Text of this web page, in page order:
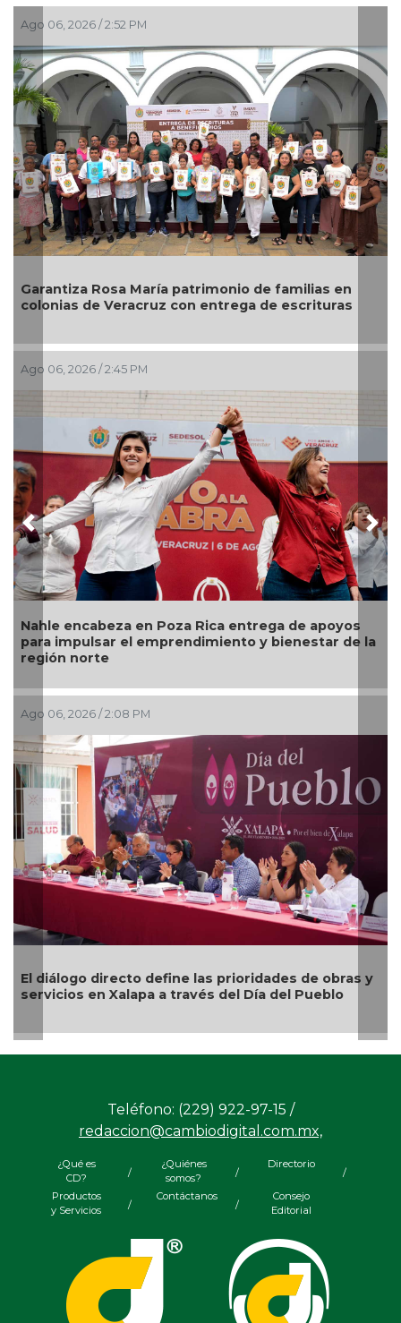
Ago 06, 2026 / 2:52 PM
Garantiza Rosa María patrimonio de familias en
colonias de Veracruz con entrega de escrituras
Ago 06, 2026 / 2:45 PM
Nahle encabeza en Poza Rica entrega de apoyos
para impulsar el emprendimiento y bienestar de la
región norte
Ago 06, 2026 / 2:08 PM
El diálogo directo define las prioridades de obras y
servicios en Xalapa a través del Día del Pueblo
Previous
Teléfono: (229) 922-97-15 /
redaccion@cambiodigital.com.mx,
¿Qué es
CD?
/
¿Quiénes
somos?
/
Directorio
/
Productos
y Servicios
/
Contáctanos
/
Consejo
Editorial